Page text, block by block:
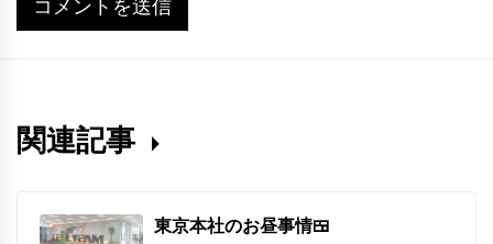
関連記事
東京本社のお昼事情🍱